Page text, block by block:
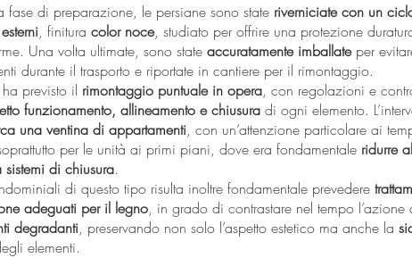
fase di preparazione, le persiane sono state riverniciate con un
, finitura color noce, studiato per offrire una protezione
Una volta ultimate, sono state accuratamente imballateper
durante il trasporto e riportate in cantiere per il rimontaggio.
previsto il rimontaggio puntuale in opera, con regolazioni e
funzionamento, allineamento e chiusura di ogni elemento.
una ventina di appartamenti, con un’attenzione particolare ai
per le unità ai primi piani, dove era fondamentale ridurre
di chiusura.
di questo tipo risulta inoltre fondamentale prevedere
adeguati per il legno, in grado di contrastare nel tempo l’azione
degradanti, preservando non solo l’aspetto estetico ma anche la
elementi.